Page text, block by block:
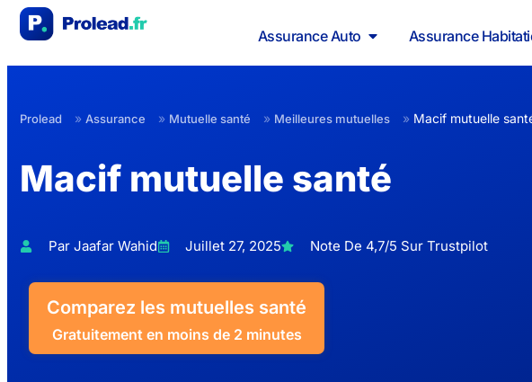
Assurance Auto Assurance
Prolead » Assurance » Mutuelle santé » Meilleures mutuelles » Macif mutuelle
Macif mutuelle santé
Par Jaafar Wahid Juillet 27, 2025 Note De 4,7/5 Sur Trustpilot
Comparez les mutuelles santé
Gratuitement en moins de 2 minutes